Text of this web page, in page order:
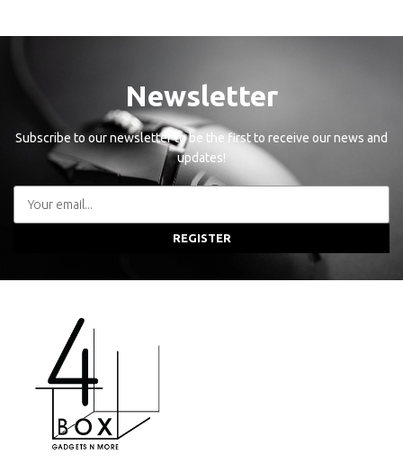
Newsletter
Subscribe to our newsletter to be the first to receive our news and
updates!
REGISTER